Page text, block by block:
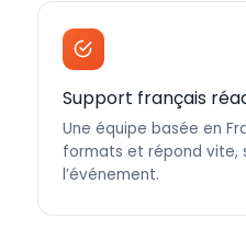
Support français
Une équipe basée en
formats et répond vite,
l’événement.